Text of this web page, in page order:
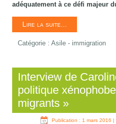
adéquatement à ce défi majeur
Lire la suite...
Catégorie :Asile - immigration
Interview de
politique
migrants »
Publication : 1 mars 2016 |